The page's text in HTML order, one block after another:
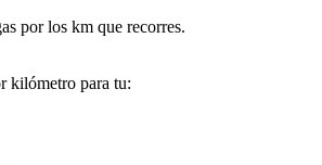
por los km que recorres.
kilómetro para tu: